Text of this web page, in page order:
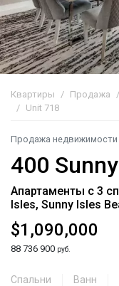
Квартиры Продажа
Unit 718
Продажа недвижимости
400
Апартаменты с 3
Isles, Sunny Isles
$1,090,000
88 736 900 руб.
Спальни Ванн